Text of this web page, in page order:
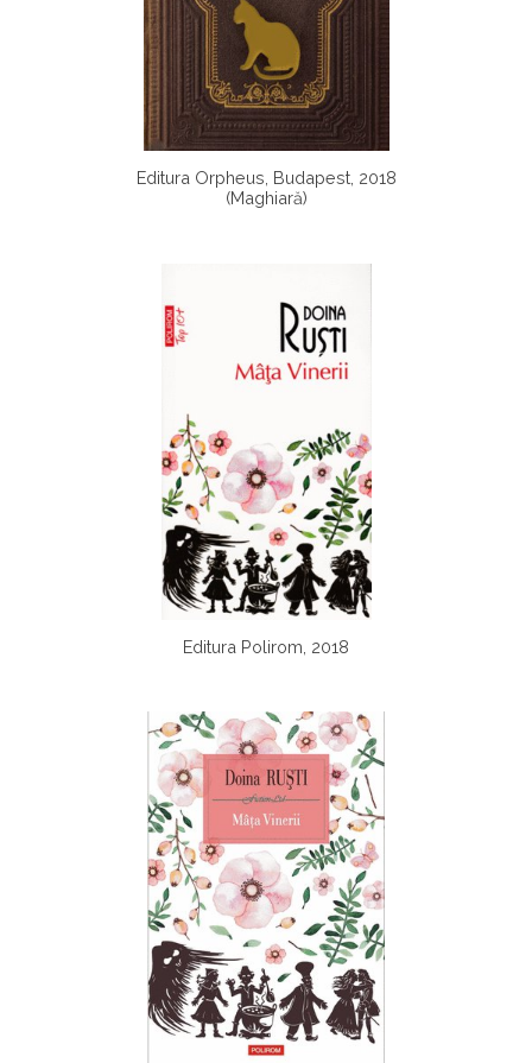
Editura Orpheus, Budapest, 2018
(Maghiară)
Editura Polirom, 2018